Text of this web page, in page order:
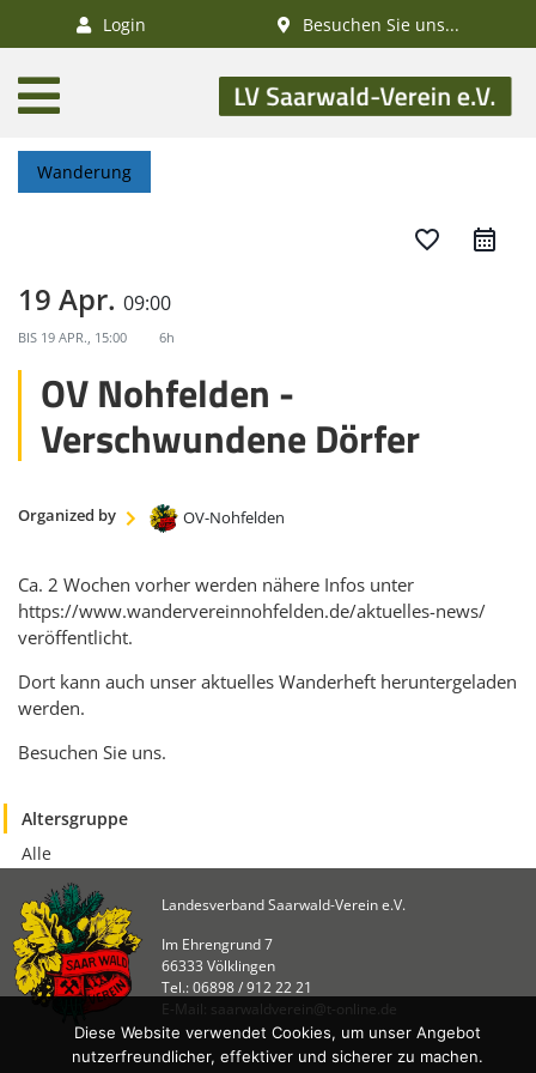
Login Besuchen Sie uns...
AKTUELLES
Aktivitätenkalender
Veranstaltungen
GESUNDHEIT
Gesundheitswandern
Wanderabzeichen
NATUR
KULTUR
Naturschutz
Kultur &
Heimatpflege
Heimatpreis
WANDERN
SWV
Wegemanagement
Lehrgänge
Wandertipps
Aktivitätenübersicht
ANGEBOTE
Mitgliedschaft
Wanderung
favorite_border
19 Apr. 09:00
BIS 19 APR., 15:00 6h
OV Nohfelden -
Verschwundene Dörfer
Organized by OV-Nohfelden
Ca. 2 Wochen vorher werden nähere Infos unter
https://www.wandervereinnohfelden.de/aktuelles-news/
veröffentlicht.
Dort kann auch unser aktuelles Wanderheft heruntergeladen
werden.
Besuchen Sie uns.
Altersgruppe
Alle
Landesverband Saarwald-Verein e.V.
Im Ehrengrund 7
66333 Völklingen
Tel.: 06898 / 912 22 21
E-Mail: saarwaldverein@t-online.de
Diese Website verwendet Cookies, um unser Angebot
nutzerfreundlicher, effektiver und sicherer zu machen.